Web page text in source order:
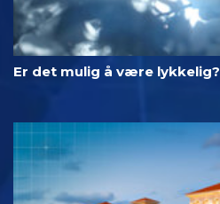
Er det mulig å være lykkelig?